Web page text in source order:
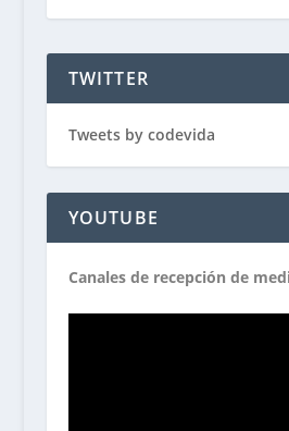
TWITTER
Tweets by codevida
YOUTUBE
Canales de recepción de